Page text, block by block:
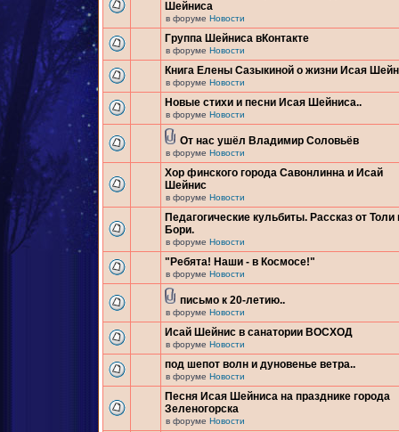
Шейниса
в форуме Новости
Группа Шейниса вКонтакте
в форуме Новости
Книга Елены Сазыкиной о жизни Исая
в форуме Новости
Новые стихи и песни Исая Шейниса..
в форуме Новости
От нас ушёл Владимир Соловьёв
в форуме Новости
Хор финского города Савонлинна и Исай
Шейнис
в форуме Новости
Педагогические кульбиты. Рассказ от Толи
Бори.
в форуме Новости
"Ребята! Наши - в Космосе!"
в форуме Новости
письмо к 20-летию..
в форуме Новости
Исай Шейнис в санатории ВОСХОД
в форуме Новости
под шепот волн и дуновенье ветра..
в форуме Новости
Песня Исая Шейниса на празднике города
Зеленогорска
в форуме Новости